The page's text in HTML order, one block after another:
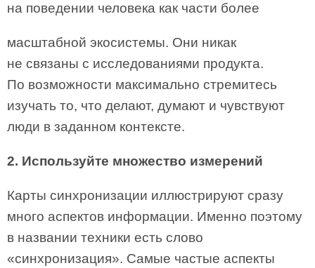
на поведении человека как части более
масштабной экосистемы. Они никак
не связаны с исследованиями продукта.
По возможности максимально стремитесь
изучать то, что делают, думают и чувствуют
люди в заданном контексте.
2. Используйте множество измерений
Карты синхронизации иллюстрируют сразу
много аспектов информации. Именно поэтому
в названии техники есть слово
«синхронизация». Самые частые аспекты